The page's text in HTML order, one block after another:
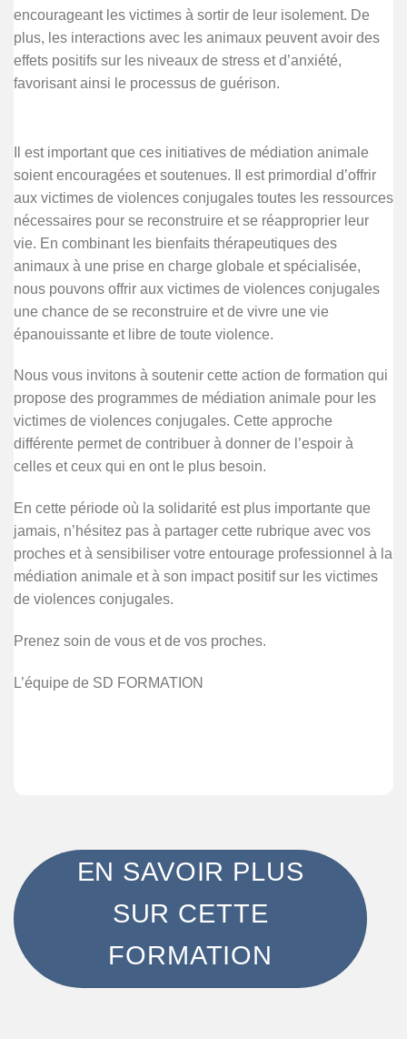
encourageant les victimes à sortir de leur isolement. De
plus, les interactions avec les animaux peuvent avoir des
effets positifs sur les niveaux de stress et d’anxiété,
favorisant ainsi le processus de guérison.
Il est important que ces initiatives de médiation animale
soient encouragées et soutenues. Il est primordial d’offrir
aux victimes de violences conjugales toutes les ressources
nécessaires pour se reconstruire et se réapproprier leur
vie. En combinant les bienfaits thérapeutiques des
animaux à une prise en charge globale et spécialisée,
nous pouvons offrir aux victimes de violences conjugales
une chance de se reconstruire et de vivre une vie
épanouissante et libre de toute violence.
Nous vous invitons à soutenir cette action de formation qui
propose des programmes de médiation animale pour les
victimes de violences conjugales. Cette approche
différente permet de contribuer à donner de l’espoir à
celles et ceux qui en ont le plus besoin.
En cette période où la solidarité est plus importante que
jamais, n’hésitez pas à partager cette rubrique avec vos
proches et à sensibiliser votre entourage professionnel à la
médiation animale et à son impact positif sur les victimes
de violences conjugales.
Prenez soin de vous et de vos proches.
L’équipe de SD FORMATION
EN SAVOIR PLUS
SUR CETTE
FORMATION